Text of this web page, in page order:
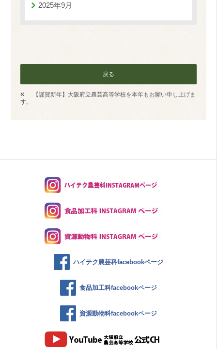
2025年9月
戻る
«
【謹賀新年】大阪府立農芸高等学校を本年もお願い申し上げま
す。
ハイテク農芸科facebookページ
食品加工科facebookページ
資源動物科facebookページ